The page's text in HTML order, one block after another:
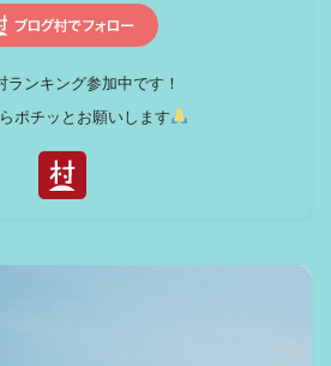
ランキング参加中です！
ポチッとお願いします